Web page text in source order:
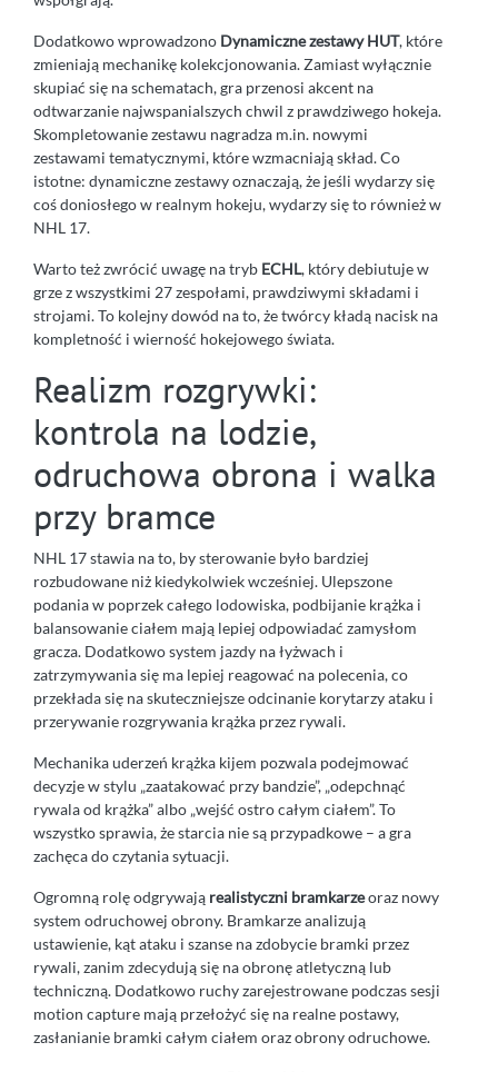
Dodatkowo wprowadzono Dynamiczne zestawy HUT, które
zmieniają mechanikę kolekcjonowania. Zamiast wyłącznie
skupiać się na schematach, gra przenosi akcent na
odtwarzanie najwspanialszych chwil z prawdziwego hokeja.
Skompletowanie zestawu nagradza m.in. nowymi
zestawami tematycznymi, które wzmacniają skład. Co
istotne: dynamiczne zestawy oznaczają, że jeśli wydarzy się
coś doniosłego w realnym hokeju, wydarzy się to również w
NHL 17.
Warto też zwrócić uwagę na tryb ECHL, który debiutuje w
grze z wszystkimi 27 zespołami, prawdziwymi składami i
strojami. To kolejny dowód na to, że twórcy kładą nacisk na
kompletność i wierność hokejowego świata.
Realizm rozgrywki:
kontrola na lodzie,
odruchowa obrona i walka
przy bramce
NHL 17 stawia na to, by sterowanie było bardziej
rozbudowane niż kiedykolwiek wcześniej. Ulepszone
podania w poprzek całego lodowiska, podbijanie krążka i
balansowanie ciałem mają lepiej odpowiadać zamysłom
gracza. Dodatkowo system jazdy na łyżwach i
zatrzymywania się ma lepiej reagować na polecenia, co
przekłada się na skuteczniejsze odcinanie korytarzy ataku i
przerywanie rozgrywania krążka przez rywali.
Mechanika uderzeń krążka kijem pozwala podejmować
decyzje w stylu „zaatakować przy bandzie”, „odepchnąć
rywala od krążka” albo „wejść ostro całym ciałem”. To
wszystko sprawia, że starcia nie są przypadkowe – a gra
zachęca do czytania sytuacji.
Ogromną rolę odgrywają realistyczni bramkarzeoraz nowy
system odruchowej obrony. Bramkarze analizują
ustawienie, kąt ataku i szanse na zdobycie bramki przez
rywali, zanim zdecydują się na obronę atletyczną lub
techniczną. Dodatkowo ruchy zarejestrowane podczas sesji
motion capture mają przełożyć się na realne postawy,
zasłanianie bramki całym ciałem oraz obrony odruchowe.